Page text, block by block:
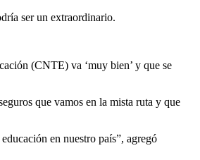
ser un extraordinario.
(CNTE) va ‘muy bien’ y que se
que vamos en la mista ruta y que
en nuestro país”, agregó